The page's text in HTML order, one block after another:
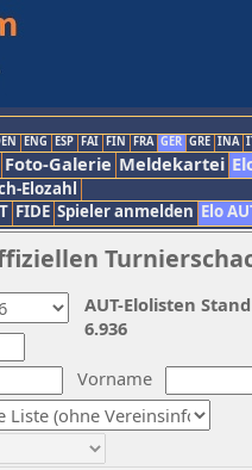
ENG ESP FAI FIN FRA GER GRE INA
Foto-Galerie Meldekartei
Elozahl
FIDE Spieler anmelden Elo
Vorname
AUT-Elolisten
6.936